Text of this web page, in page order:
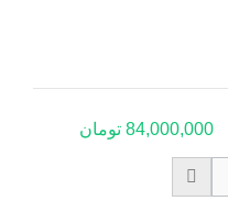
84,000,000 تومان